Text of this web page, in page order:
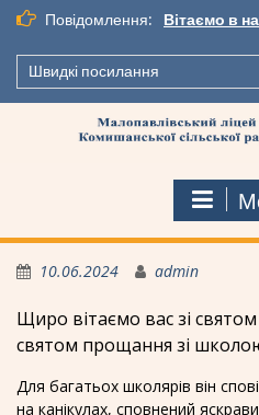
Перейти
вмісту
Повідомлення: Вітаємо в
Швидкі посилання
10.06.2024 admin
Щиро вітаємо вас зі
святом прощання зі
Для багатьох школярів він
на канікулах, сповнений